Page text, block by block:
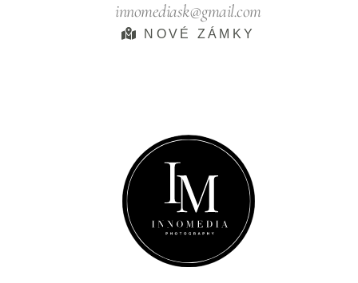
innomediask@gmail.com
NOVÉ ZÁMKY